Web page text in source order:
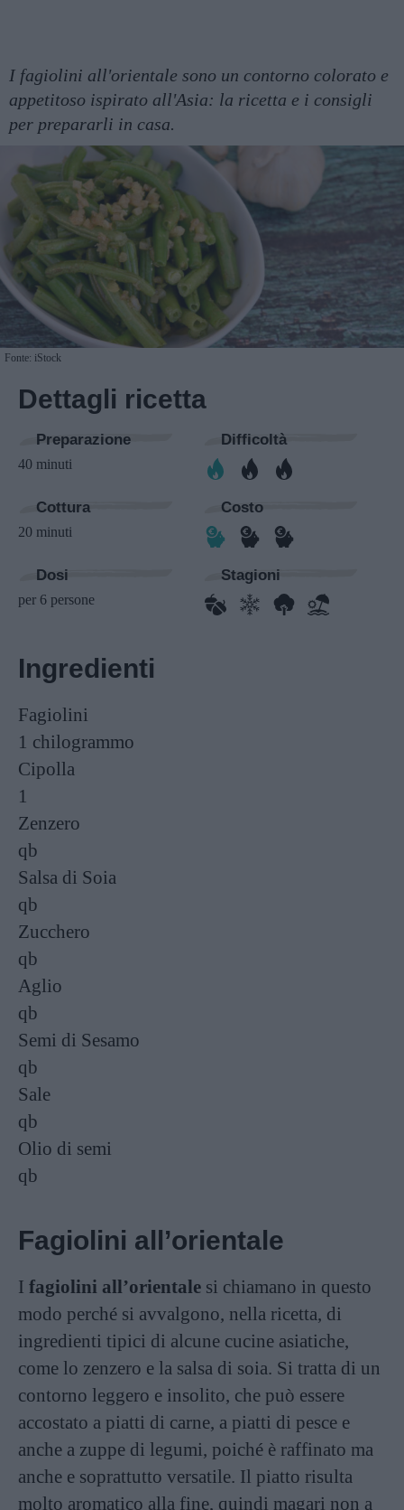
I fagiolini all'orientale sono un contorno colorato e
appetitoso ispirato all'Asia: la ricetta e i consigli
per prepararli in casa.
Fonte: iStock
Dettagli ricetta
Preparazione
40 minuti
Difficoltà
Cottura
20 minuti
Costo
Dosi
per 6 persone
Stagioni
Ingredienti
Fagiolini
1 chilogrammo
Cipolla
1
Zenzero
qb
Salsa di Soia
qb
Zucchero
qb
Aglio
qb
Semi di Sesamo
qb
Sale
qb
Olio di semi
qb
Fagiolini all’orientale
I fagiolini all’orientale si chiamano in questo
modo perché si avvalgono, nella ricetta, di
ingredienti tipici di alcune cucine asiatiche,
come lo zenzero e la salsa di soia. Si tratta di un
contorno leggero e insolito, che può essere
accostato a piatti di carne, a piatti di pesce e
anche a zuppe di legumi, poiché è raffinato ma
anche e soprattutto versatile. Il piatto risulta
molto aromatico alla fine, quindi magari non a